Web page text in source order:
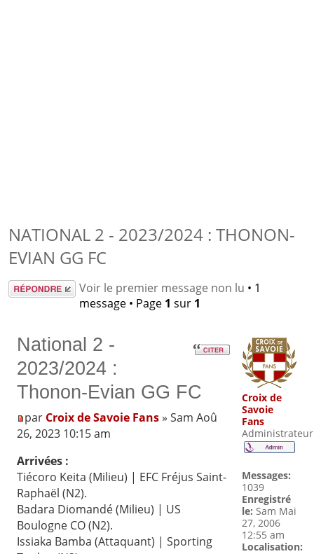
NATIONAL 2 - 2023/2024 : THONON-
EVIAN GG FC
Répondre Voir le premier message non lu • 1
message • Page 1 sur 1
National 2 -
2023/2024 :
Thonon-Evian GG FC
par Croix de Savoie Fans» Sam Aoû
26, 2023 10:15 am
Arrivées :
Tiécoro Keita (Milieu) | EFC Fréjus Saint-
Raphaël (N2).
Badara Diomandé (Milieu) | US
Boulogne CO (N2).
Issiaka Bamba (Attaquant) | Sporting
Croix de
Savoie
Fans
Administrateur
Messages:
1039
Enregistré
le: Sam Mai
27, 2006
12:55 am
Localisation: